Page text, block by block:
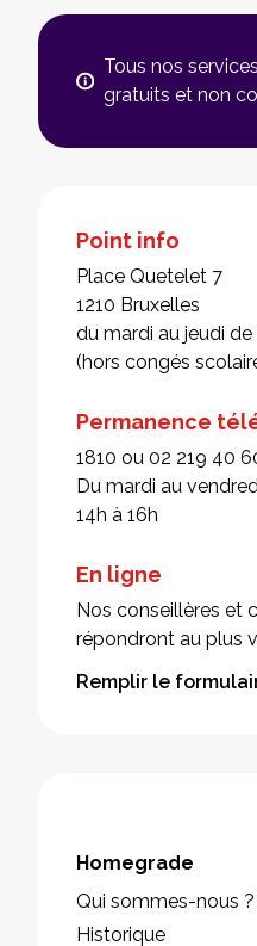
Tous nos
gratuits et non
Point info
Place Quetelet 7
1210 Bruxelles
du mardi au jeudi
(hors congés
Permanence
1810 ou 02 219 40
Du mardi au
14h à 16h
En ligne
Nos conseillères et
répondront au plus
Remplir le
Homegrade
Qui sommes-nous ?
Historique